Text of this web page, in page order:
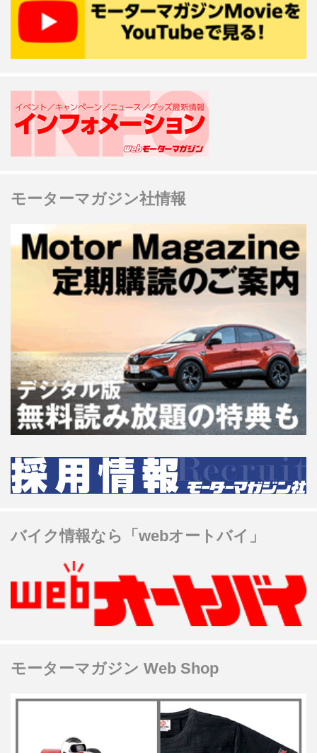
モーターマガジン社情報
バイク情報なら「webオートバイ」
モーターマガジン Web Shop